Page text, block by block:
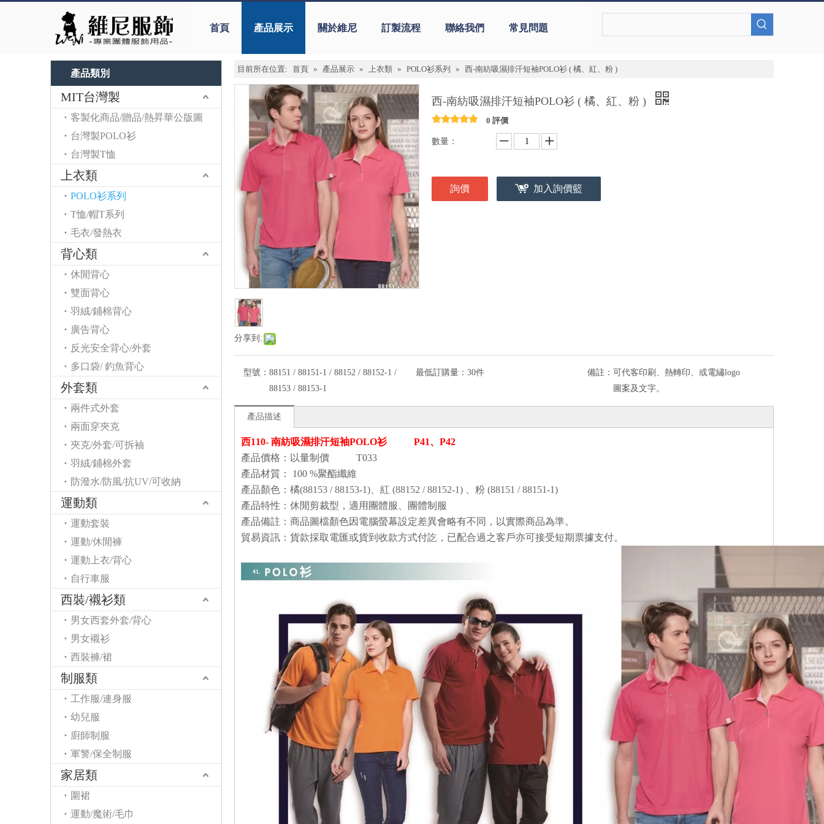
首頁 產品展示 關於維尼 訂製流程 聯絡我們 常見問題
產品類別
MIT台灣製
客製化商品/贈品/熱昇華公版圖
台灣製POLO衫
台灣製T恤
上衣類
POLO衫系列
T恤/帽T系列
毛衣/發熱衣
背心類
休閒背心
雙面背心
羽絨/鋪棉背心
廣告背心
反光安全背心/外套
多口袋/ 釣魚背心
外套類
兩件式外套
兩面穿夾克
夾克/外套/可拆袖
羽絨/鋪棉外套
防潑水/防風/抗UV/可收納
運動類
運動套裝
運動/休閒褲
運動上衣/背心
自行車服
西裝/襯衫類
男女西套外套/背心
男女襯衫
西裝褲/裙
制服類
工作服/連身服
幼兒服
廚師制服
軍警/保全制服
家居類
圍裙
運動/魔術/毛巾
目前所在位置: 首頁 » 產品展示 » 上衣類 » POLO衫系列 » 西-南紡吸濕排汗短袖POLO衫 ( 橘、紅、粉 )
分享到:
西-南紡吸濕排汗短袖POLO衫 ( 橘、紅、粉 )
0 評價
數量：
詢價 加入詢價籃
型號： 88151 / 88151-1 / 88152 / 88152-1 /
88153 / 88153-1
最低訂購量： 30件 備註： 可代客印刷、熱轉印、或電繡logo
圖案及文字。
產品描述
西110- 南紡吸濕排汗短袖POLO衫 P41、P42
產品價格：以量制價 T033
產品材質 ： 100 %聚酯纖維
產品顏色 ：橘(88153 / 88153-1)、紅 (88152 / 88152-1) 、粉 (88151 / 88151-1)
產品特性 ： 休閒剪裁型 ， 適用團體服、團體制服
產品備註：商品圖檔顏色因電腦螢幕設定差異會略有不同，以實際商品為準。
貿易資訊：貨款採取電匯或貨到收款方式付訖，已配合過之客戶亦可接受短期票據支付。